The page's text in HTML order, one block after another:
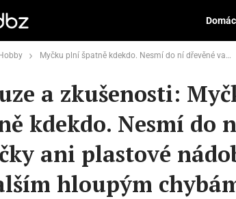
Hobby Myčku plní špatně kdekdo. Nesmí do ní dřevěné vařečky ani plastové nádobí. Vyvarujte se dalším hloupým chybám
a zkušenosti:
kdekdo. Nesmí do
ani plastové
hloupým